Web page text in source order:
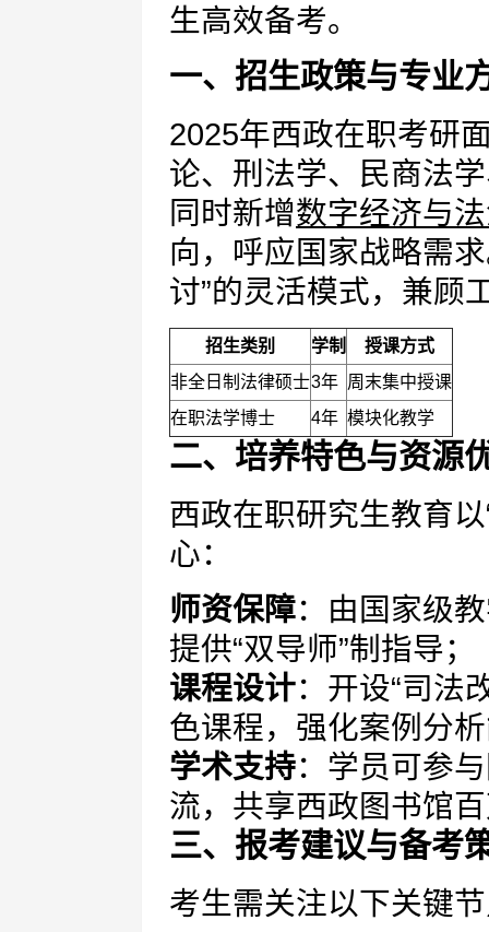
生高效备考。
一、招生政策与专业
2025年西政在职考研
论、刑法学、民商法
同时新增数字经济与
向，呼应国家战略需
讨”的灵活模式，兼顾
招生类别 学制
授课方式
非全日制法律硕士3年 周末集中授课
在职法学博士
4年 模块化教学
二、培养特色与资源
西政在职研究生教育
心：
师资保障：由国家级
提供“双导师”制指导；
课程设计：开设“司法
色课程，强化案例分
学术支持：学员可参
流，共享西政图书馆
三、报考建议与备考
考生需关注以下关键